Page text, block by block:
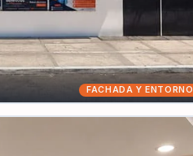
FACHADA Y ENTORNO